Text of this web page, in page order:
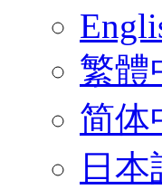
繁體
简体
日本